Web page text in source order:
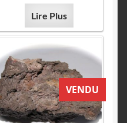
Lire Plus
VENDU